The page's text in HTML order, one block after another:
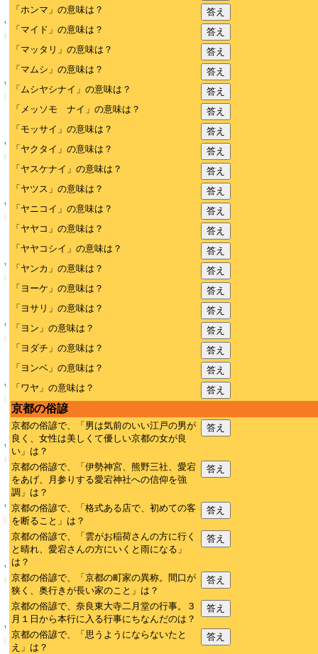
「ホンマ」の意味は？
答え
「マイド」の意味は？
答え
「マッタリ」の意味は？
答え
「マムシ」の意味は？
答え
「ムシヤシナイ」の意味は？
答え
「メッソモ ナイ」の意味は？
答え
「モッサイ」の意味は？
答え
「ヤクタイ」の意味は？
答え
「ヤスケナイ」の意味は？
答え
「ヤツス」の意味は？
答え
「ヤニコイ」の意味は？
答え
「ヤヤコ」の意味は？
答え
「ヤヤコシイ」の意味は？
答え
「ヤンカ」の意味は？
答え
「ヨーケ」の意味は？
答え
「ヨサリ」の意味は？
答え
「ヨン」の意味は？
答え
「ヨダチ」の意味は？
答え
「ヨンベ」の意味は？
答え
「ワヤ」の意味は？
答え
京都の俗諺
京都の俗諺で、「男は気前のいい江戸の男が
良く、女性は美しくて優しい京都の女が良
い」は？
答え
京都の俗諺で、「伊勢神宮、熊野三社、愛宕
をあげ、月参りする愛宕神社への信仰を強
調」は？
答え
京都の俗諺で、「格式ある店で、初めての客
を断ること」は？
答え
京都の俗諺で、「雲がお稲荷さんの方に行く
と晴れ、愛宕さんの方にいくと雨になる」
は？
答え
京都の俗諺で、「京都の町家の異称。間口が
狭く、奥行きが長い家のこと」は？
答え
京都の俗諺で、奈良東大寺二月堂の行事。３
月１日から本行に入る行事にちなんだのは？
答え
京都の俗諺で、「思うようにならないたと
え」は？
答え